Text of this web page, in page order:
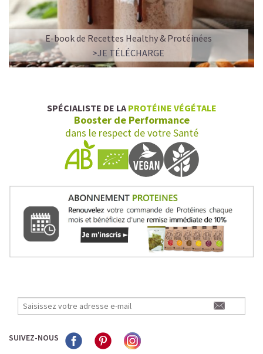
E-book de Recettes Healthy & Protéinées
>JE TÉLÉCHARGE
SPÉCIALISTE DE LA PROTÉINE VÉGÉTALE
Booster de Performance
dans le respect de votre Santé
SUIVEZ-NOUS